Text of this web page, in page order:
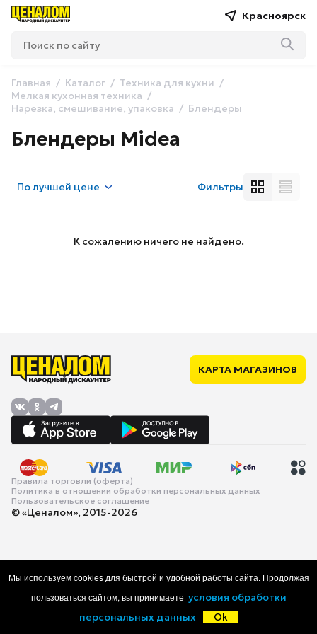
Красноярск
Главная Каталог
Техника для кухни
Мелкая кухонная техника
Нарезка, смешивание, упаковка
Блендеры
Блендеры Midea
Получшей цене Фильтры
К сожалению ничего не найдено.
КАРТА МАГАЗИНОВ
Правила торговли (оферта)
Политика в отношении обработки персональных данных
Пользовательское соглашение
© «Ценалом», 2015-2026
Каталог Корзина Избранное
Мы используем cookies для быстрой и удобной работы сайта. Продолжая
пользоваться сайтом, вы принимаете условия обработки
персональных данных
Ok